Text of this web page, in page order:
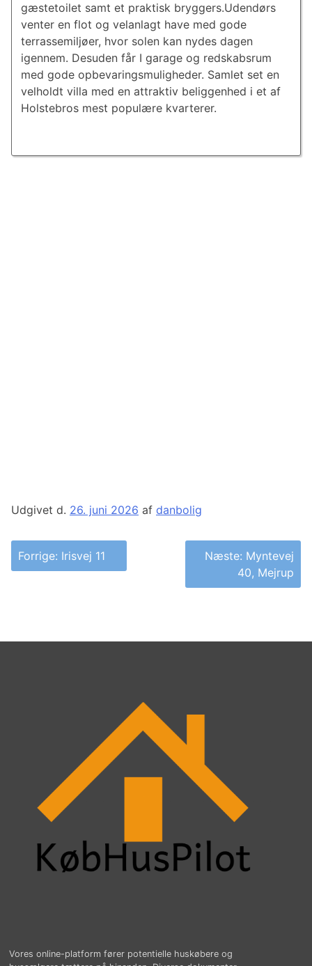
gæstetoilet samt et praktisk bryggers.Udendørs
venter en flot og velanlagt have med gode
terrassemiljøer, hvor solen kan nydes dagen
igennem. Desuden får I garage og redskabsrum
med gode opbevaringsmuligheder. Samlet set en
velholdt villa med en attraktiv beliggenhed i et af
Holstebros mest populære kvarterer.
Udgivet d. 26. juni 2026 af danbolig
Indlægsnavigation
Forrige: Irisvej 11 Næste: Myntevej
40, Mejrup
Vores online-platform fører potentielle huskøbere og